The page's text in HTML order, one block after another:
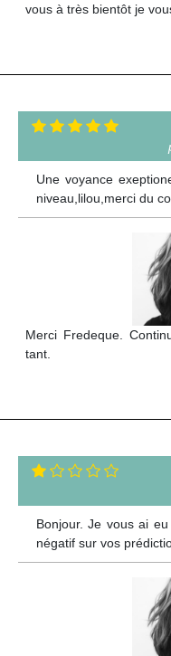
vous à très bientôt je
Une voyance
niveau,lilou,merci du
Merci Fredeque.
tant.
Bonjour. Je vous ai
négatif sur vos